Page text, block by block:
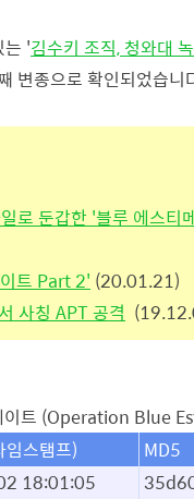
'김수키 조직, 청와대
변종으로 확인되었습니
로 둔갑한 '블루 에스티
트 Part 2' (20.01.21)
사칭 APT 공격
이트 (Operation Blue
임스탬프)
MD5
18:01:05